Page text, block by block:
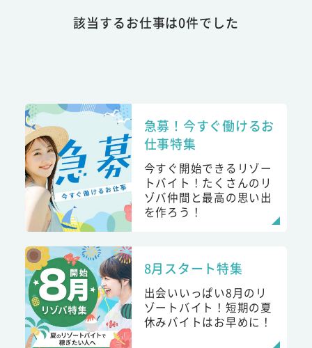
該当するお仕事は0件でした
急募！今すぐ働けるお
仕事特集
今すぐ開始できるリゾー
トバイト！たくさんのリ
ゾバ仲間と最高の思い出
を作ろう！
8月スタート特集
出会いいっぱい8月のリ
ゾートバイト！短期の夏
休みバイトはお早めに！